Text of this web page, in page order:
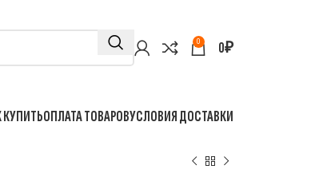
0 0₽
КУПИТЬОПЛАТА ТОВАРОВУСЛОВИЯ ДОСТАВКИ